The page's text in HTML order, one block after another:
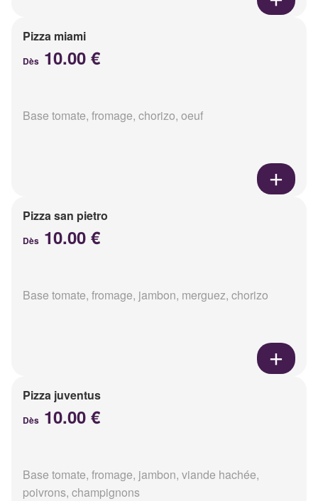
Pizza miami
Dès 10.00 €
Base tomate, fromage, chorizo, oeuf
Pizza san pietro
Dès 10.00 €
Base tomate, fromage, jambon, merguez, chorizo
Pizza juventus
Dès 10.00 €
Base tomate, fromage, jambon, viande hachée,
poivrons, champignons